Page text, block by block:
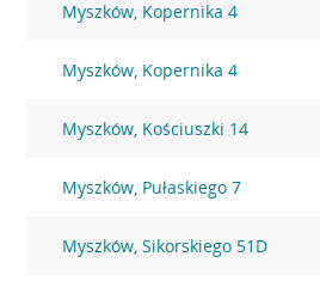
Myszków, Kopernika 4
Myszków, Kopernika 4
Myszków, Kościuszki 14
Myszków, Pułaskiego 7
Myszków, Sikorskiego 51D